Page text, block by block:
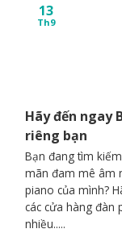
Hãy đến ngay
riêng bạn
Bạn đang tìm
mãn đam mê âm
piano của mình?
các cửa hàng đàn
nhiều.....
13
Th9